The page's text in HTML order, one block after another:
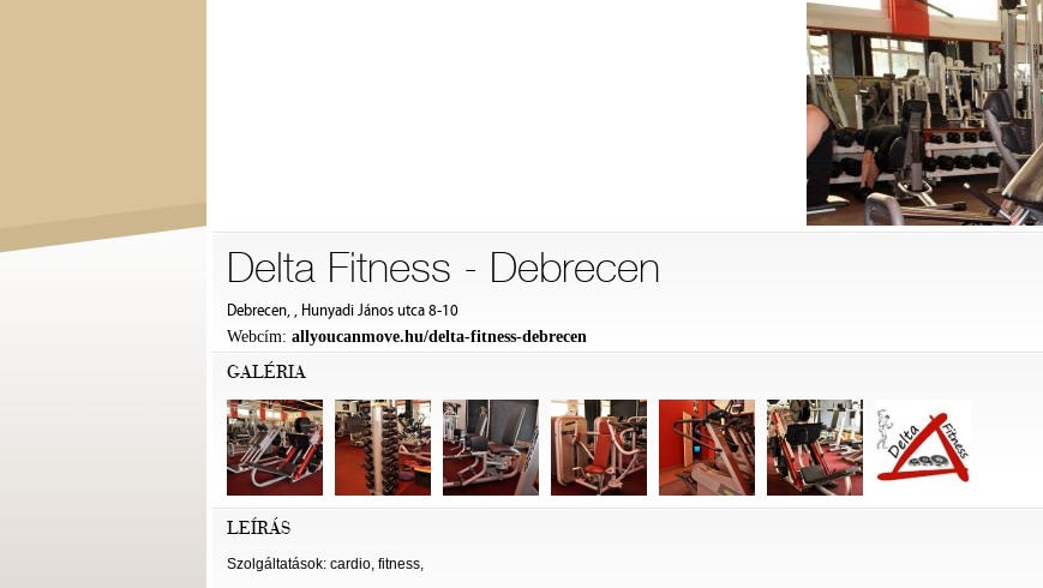
Delta Fitness - Debrecen
Debrecen, , Hunyadi János utca 8-10
Webcím: allyoucanmove.hu/delta-fitness-debrecen
GALÉRIA
LEÍRÁS
Szolgáltatások: cardio, fitness,